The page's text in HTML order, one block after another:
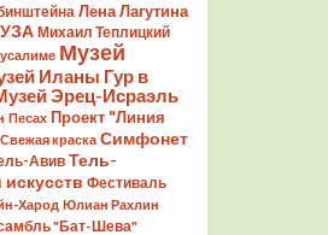
Лена Лагутина
Михаил Теплицкий
Музей
Иланы Гур в
Эрец-Исраэль
Песах Проект "Линия
Свежая краска Симфонет
АвивТель-
Фестиваль
Харод Юлиан Рахлин
"Бат-Шева"